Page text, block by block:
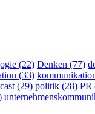
(22) Denken (77)
(33)
(29) politik (28) PR